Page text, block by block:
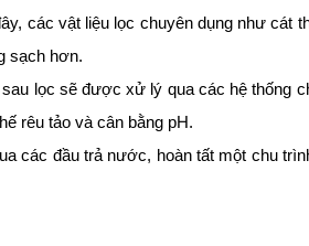
các vật liệu lọc chuyên dụng như cát
sạch hơn.
lọc sẽ được xử lý qua các hệ thống
rêu tảo và cân bằng pH.
các đầu trả nước, hoàn tất một chu